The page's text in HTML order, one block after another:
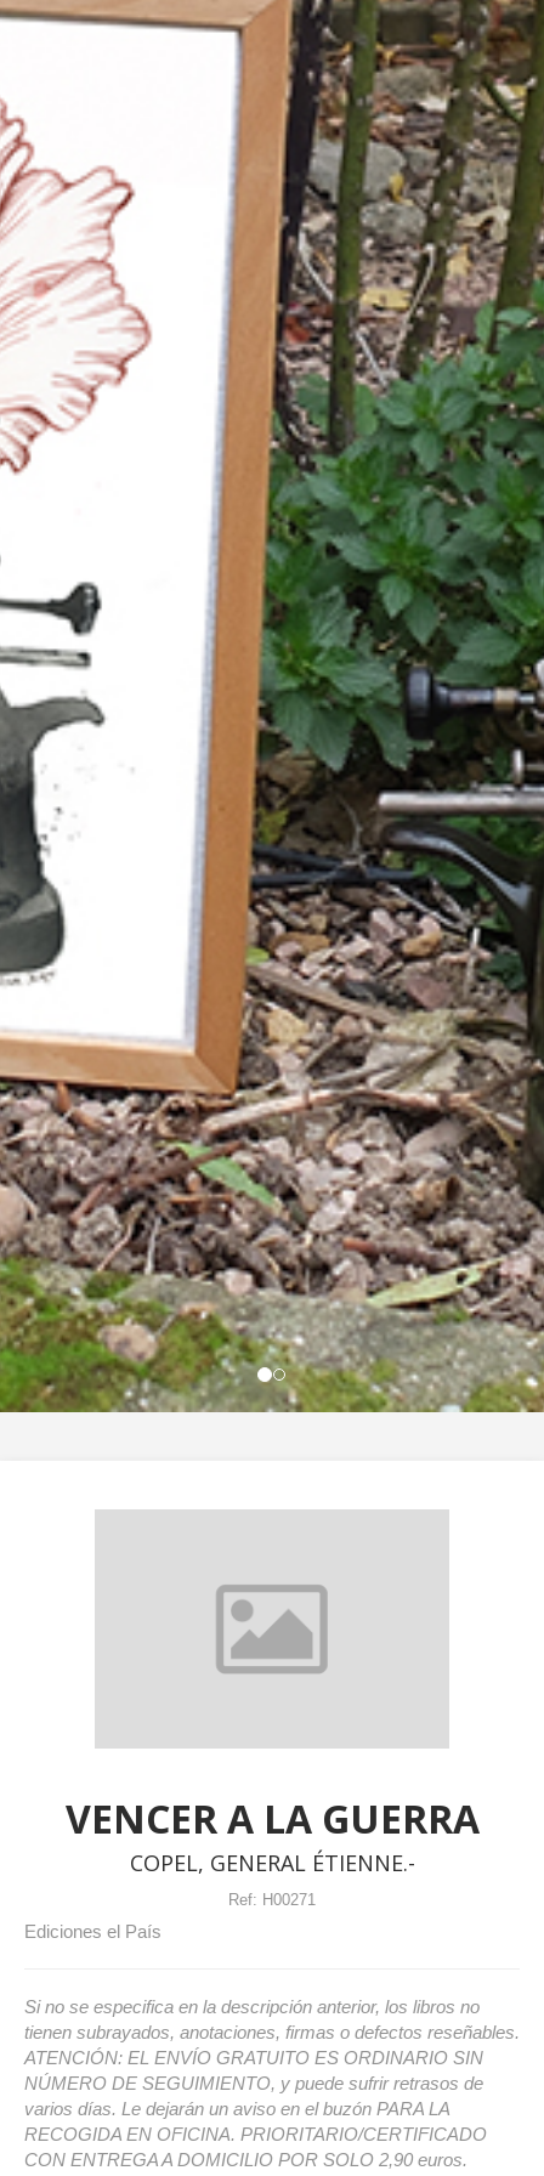
VENCER A LA GUERRA
COPEL, GENERAL ÉTIENNE.-
Ref: H00271
Ediciones el País
Si no se especifica en la descripción anterior, los libros no
tienen subrayados, anotaciones, firmas o defectos reseñables.
ATENCIÓN: EL ENVÍO GRATUITO ES ORDINARIO SIN
NÚMERO DE SEGUIMIENTO, y puede sufrir retrasos de
varios días. Le dejarán un aviso en el buzón PARA LA
RECOGIDA EN OFICINA. PRIORITARIO/CERTIFICADO
CON ENTREGA A DOMICILIO POR SOLO 2,90 euros.